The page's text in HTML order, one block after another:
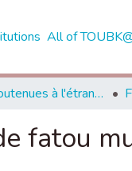
All of
Thèses soutenues à l'étranger
fatou